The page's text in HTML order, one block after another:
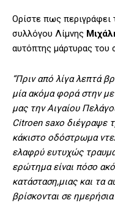
Ορίστε πως
συλλόγου Λίμνης
αυτόπτης μάρτυρας του
“Πριν από λίγα λεπτά
μία ακόμα φορά στην
μας την Αιγαίου
Citroen saxo διέγραψε
κάκιστο οδόστρωμα
ελαφρύ ευτυχώς
ερώτημα είναι πόσο
κατάσταση,μιας και τα
βρίσκονται σε